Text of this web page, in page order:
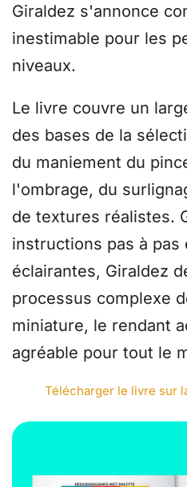
Giraldez s'annonce
inestimable pour les
niveaux.
Le livre couvre un
des bases de la
du maniement du
l'ombrage, du
de textures réalistes.
instructions pas à
éclairantes, Giraldez
processus complexe
miniature, le rendant
agréable pour tout le
Télécharger le livre sur